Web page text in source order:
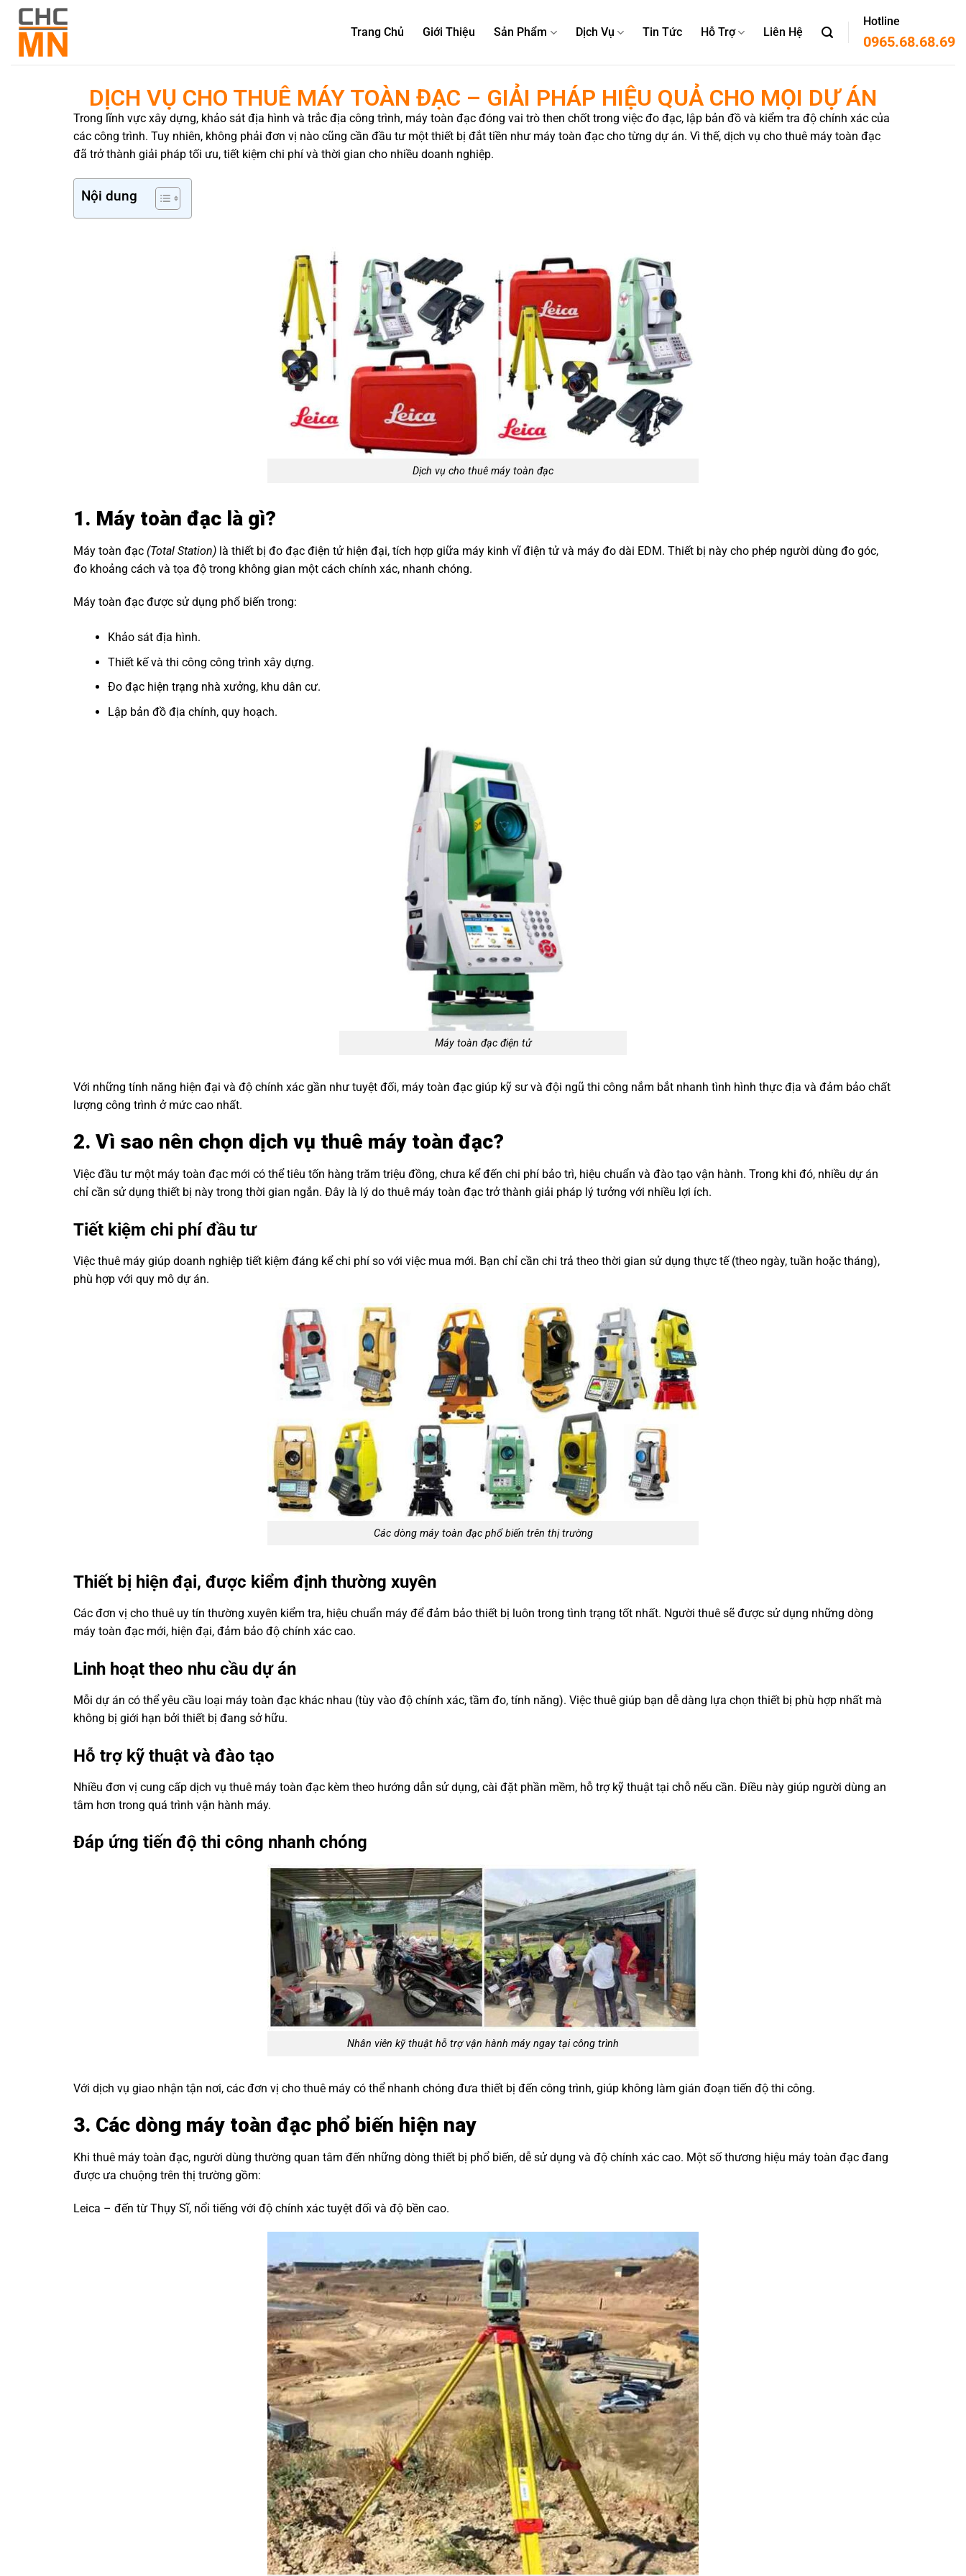
Trang Chủ Giới Thiệu Sản Phẩm Dịch Vụ Tin Tức Hỗ Trợ Liên Hệ
Hotline
0965.68.68.69
DỊCH VỤ CHO THUÊ MÁY TOÀN ĐẠC – GIẢI PHÁP HIỆU QUẢ CHO MỌI DỰ ÁN
Trong lĩnh vực xây dựng, khảo sát địa hình và trắc địa công trình, máy toàn đạc đóng vai trò then chốt trong việc đo đạc, lập bản đồ và kiểm tra độ chính xác của
các công trình. Tuy nhiên, không phải đơn vị nào cũng cần đầu tư một thiết bị đắt tiền như máy toàn đạc cho từng dự án. Vì thế, dịch vụ cho thuê máy toàn đạc
đã trở thành giải pháp tối ưu, tiết kiệm chi phí và thời gian cho nhiều doanh nghiệp.
Nội dung
Dịch vụ cho thuê máy toàn đạc
1. Máy toàn đạc là gì?
Máy toàn đạc (Total Station) là thiết bị đo đạc điện tử hiện đại, tích hợp giữa máy kinh vĩ điện tử và máy đo dài EDM. Thiết bị này cho phép người dùng đo góc,
đo khoảng cách và tọa độ trong không gian một cách chính xác, nhanh chóng.
Máy toàn đạc được sử dụng phổ biến trong:
Khảo sát địa hình.
Thiết kế và thi công công trình xây dựng.
Đo đạc hiện trạng nhà xưởng, khu dân cư.
Lập bản đồ địa chính, quy hoạch.
Máy toàn đạc điện tử
Với những tính năng hiện đại và độ chính xác gần như tuyệt đối, máy toàn đạc giúp kỹ sư và đội ngũ thi công nắm bắt nhanh tình hình thực địa và đảm bảo chất
lượng công trình ở mức cao nhất.
2. Vì sao nên chọn dịch vụ thuê máy toàn đạc?
Việc đầu tư một máy toàn đạc mới có thể tiêu tốn hàng trăm triệu đồng, chưa kể đến chi phí bảo trì, hiệu chuẩn và đào tạo vận hành. Trong khi đó, nhiều dự án
chỉ cần sử dụng thiết bị này trong thời gian ngắn. Đây là lý do thuê máy toàn đạc trở thành giải pháp lý tưởng với nhiều lợi ích.
Tiết kiệm chi phí đầu tư
Việc thuê máy giúp doanh nghiệp tiết kiệm đáng kể chi phí so với việc mua mới. Bạn chỉ cần chi trả theo thời gian sử dụng thực tế (theo ngày, tuần hoặc tháng),
phù hợp với quy mô dự án.
Các dòng máy toàn đạc phổ biến trên thị trường
Thiết bị hiện đại, được kiểm định thường xuyên
Các đơn vị cho thuê uy tín thường xuyên kiểm tra, hiệu chuẩn máy để đảm bảo thiết bị luôn trong tình trạng tốt nhất. Người thuê sẽ được sử dụng những dòng
máy toàn đạc mới, hiện đại, đảm bảo độ chính xác cao.
Linh hoạt theo nhu cầu dự án
Mỗi dự án có thể yêu cầu loại máy toàn đạc khác nhau (tùy vào độ chính xác, tầm đo, tính năng). Việc thuê giúp bạn dễ dàng lựa chọn thiết bị phù hợp nhất mà
không bị giới hạn bởi thiết bị đang sở hữu.
Hỗ trợ kỹ thuật và đào tạo
Nhiều đơn vị cung cấp dịch vụ thuê máy toàn đạc kèm theo hướng dẫn sử dụng, cài đặt phần mềm, hỗ trợ kỹ thuật tại chỗ nếu cần. Điều này giúp người dùng an
tâm hơn trong quá trình vận hành máy.
Đáp ứng tiến độ thi công nhanh chóng
Nhân viên kỹ thuật hỗ trợ vận hành máy ngay tại công trình
Với dịch vụ giao nhận tận nơi, các đơn vị cho thuê máy có thể nhanh chóng đưa thiết bị đến công trình, giúp không làm gián đoạn tiến độ thi công.
3. Các dòng máy toàn đạc phổ biến hiện nay
Khi thuê máy toàn đạc, người dùng thường quan tâm đến những dòng thiết bị phổ biến, dễ sử dụng và độ chính xác cao. Một số thương hiệu máy toàn đạc đang
được ưa chuộng trên thị trường gồm:
Leica – đến từ Thụy Sĩ, nổi tiếng với độ chính xác tuyệt đối và độ bền cao.